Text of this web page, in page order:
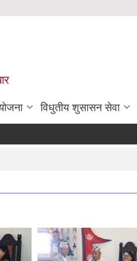
विधुतीय शुसासन सेवा